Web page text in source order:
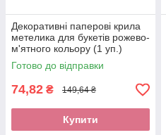
Декоративні паперові крила
метелика для букетів рожево-
м'ятного кольору (1 уп.)
Готово до відправки
74,82 ₴ 149,64 ₴
Купити